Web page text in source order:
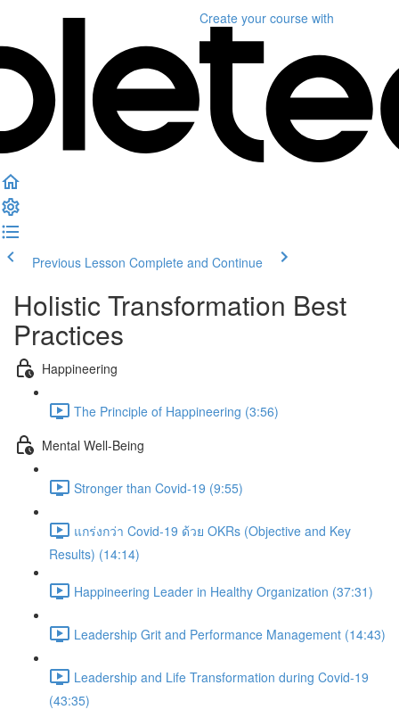
Create your course with
Previous Lesson Complete and Continue
Holistic Transformation Best
Practices
Happineering
The Principle of Happineering (3:56)
Mental Well-Being
Stronger than Covid-19 (9:55)
แกร่งกว่า Covid-19 ด้วย OKRs (Objective and Key
Results) (14:14)
Happineering Leader in Healthy Organization (37:31)
Leadership Grit and Performance Management (14:43)
Leadership and Life Transformation during Covid-19
(43:35)